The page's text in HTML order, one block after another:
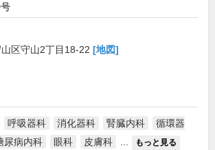
区守山2丁目18-22 [地図]
呼吸器科 消化器科 腎臓内科
循環器
尿病内科 眼科 皮膚科 もっと見る